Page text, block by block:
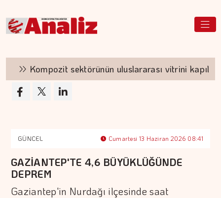
Kompozit sektörünün uluslararası vitrini kapılarını
GÜNCEL Cumartesi 13 Haziran 2026 08:41
GAZİANTEP'TE 4,6 BÜYÜKLÜĞÜNDE
DEPREM
Gaziantep'in Nurdağı ilçesinde saat